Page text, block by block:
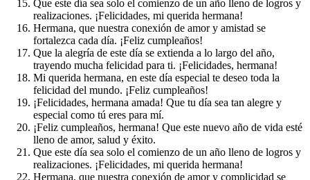
Que este día sea solo el comienzo de un año lleno de logros y
realizaciones. ¡Felicidades, mi querida hermana!
Hermana, que nuestra conexión de amor y amistad se
fortalezca cada día. ¡Feliz cumpleaños!
Que la alegría de este día se extienda a lo largo del año,
trayendo mucha felicidad para ti. ¡Felicidades, hermana!
Mi querida hermana, en este día especial te deseo toda la
felicidad del mundo. ¡Feliz cumpleaños!
¡Felicidades, hermana amada! Que tu día sea tan alegre y
especial como tú eres para mí.
¡Feliz cumpleaños, hermana! Que este nuevo año de vida esté
lleno de amor, salud y éxito.
Que este día sea solo el comienzo de un año lleno de logros y
realizaciones. ¡Felicidades, mi querida hermana!
Hermana, que nuestra conexión de amor y complicidad se